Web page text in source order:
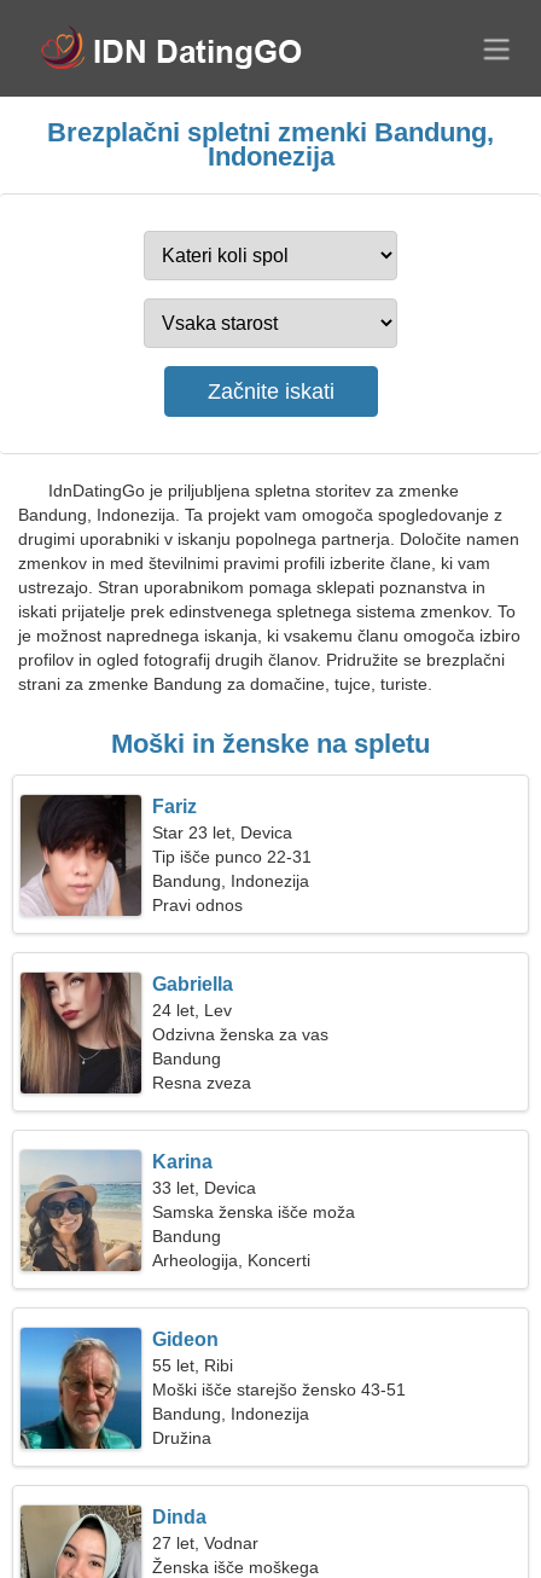
Brezplačni spletni zmenki Bandung,
Indonezija
IdnDatingGo je priljubljena spletna storitev za zmenke
Bandung, Indonezija. Ta projekt vam omogoča spogledovanje z
drugimi uporabniki v iskanju popolnega partnerja. Določite namen
zmenkov in med številnimi pravimi profili izberite člane, ki vam
ustrezajo. Stran uporabnikom pomaga sklepati poznanstva in
iskati prijatelje prek edinstvenega spletnega sistema zmenkov. To
je možnost naprednega iskanja, ki vsakemu članu omogoča izbiro
profilov in ogled fotografij drugih članov. Pridružite se brezplačni
strani za zmenke Bandung za domačine, tujce, turiste.
Moški in ženske na spletu
Fariz
Star 23 let, Devica
Tip išče punco 22-31
Bandung, Indonezija
Pravi odnos
Gabriella
24 let, Lev
Odzivna ženska za vas
Bandung
Resna zveza
Karina
33 let, Devica
Samska ženska išče moža
Bandung
Arheologija, Koncerti
Gideon
55 let, Ribi
Moški išče starejšo žensko 43-51
Bandung, Indonezija
Družina
Dinda
27 let, Vodnar
Ženska išče moškega